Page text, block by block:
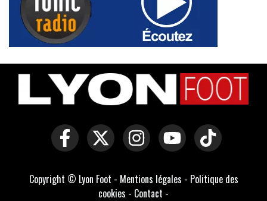
Copyright © Lyon Foot - Mentions légales - Politique des
cookies - Contact -